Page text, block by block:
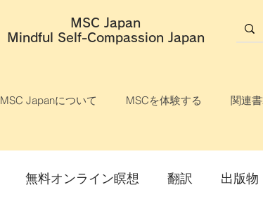
MSC Japan
​Mindful Self-Compassion Japan
MSC Japanについて MSCを体験する 関連
無料オンライン瞑想 翻訳 出版物